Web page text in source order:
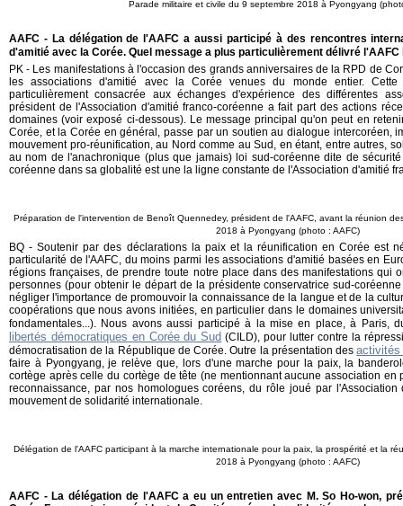
Parade militaire et civile du 9 septembre 2018 à Pyongyang
AAFC - La délégation de l'AAFC a aussi participé à des rencontres
d'amitié avec la Corée. Quel message a plus particulièrement délivré
PK - Les manifestations à l'occasion des grands anniversaires de la RPD de
les associations d'amitié avec la Corée venues du monde entier.
particulièrement consacrée aux échanges d'expérience des différentes
président de l'Association d'amitié franco-coréenne a fait part des actions
domaines (voir exposé ci-dessous). Le message principal qu'on peut en
Corée, et la Corée en général, passe par un soutien au dialogue intercoréen,
mouvement pro-réunification, au Nord comme au Sud, en étant, entre autres,
au nom de l'anachronique (plus que jamais) loi sud-coréenne dite de
coréenne dans sa globalité est une la ligne constante de l'Association d'amitié
Préparation de l'intervention de Benoît Quennedey, président de l'AAFC, avant la réunion
2018 à Pyongyang (photo : AAFC)
BQ - Soutenir par des déclarations la paix et la réunification en Corée est
particularité de l'AAFC, du moins parmi les associations d'amitié basées en
régions françaises, de prendre toute notre place dans des manifestations qui
personnes (pour obtenir le départ de la présidente conservatrice sud-
négliger l'importance de promouvoir la connaissance de la langue et de la
coopérations que nous avons initiées, en particulier dans le domaines
fondamentales...). Nous avons aussi participé à la mise en place, à Paris,
libertés démocratiques en Corée du Sud (CILD), pour lutter contre la
démocratisation de la République de Corée. Outre la présentation des
faire à Pyongyang, je relève que, lors d'une marche pour la paix, la
cortège après celle du cortège de tête (ne mentionnant aucune association en
reconnaissance, par nos homologues coréens, du rôle joué par l'Association
mouvement de solidarité internationale.
Délégation de l'AAFC participant à la marche internationale pour la paix, la prospérité et la
2018 à Pyongyang (photo : AAFC)
AAFC - La délégation de l'AAFC a eu un entretien avec M. So Ho-won,